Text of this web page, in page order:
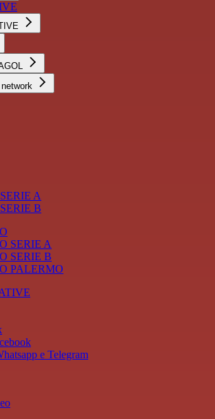
network
A
B
SERIE A
SERIE B
PALERMO
e Telegram